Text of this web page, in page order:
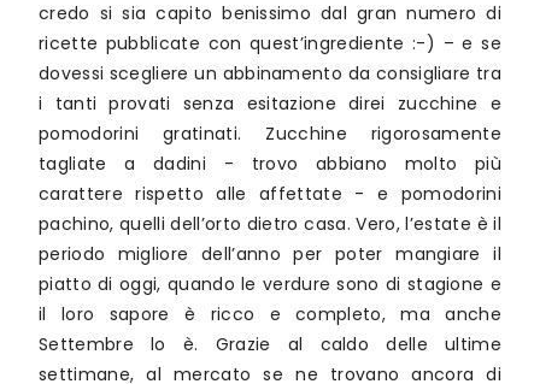
credo si sia capito benissimo dal gran numero di
ricette pubblicate con quest’ingrediente :-) – e se
dovessi scegliere un abbinamento da consigliare tra
i tanti provati senza esitazione direi zucchine e
pomodorini gratinati. Zucchine rigorosamente
tagliate a dadini - trovo abbiano molto più
carattere rispetto alle affettate - e pomodorini
pachino, quelli dell’orto dietro casa. Vero, l’estate è il
periodo migliore dell’anno per poter mangiare il
piatto di oggi, quando le verdure sono di stagione e
il loro sapore è ricco e completo, ma anche
Settembre lo è. Grazie al caldo delle ultime
settimane, al mercato se ne trovano ancora di